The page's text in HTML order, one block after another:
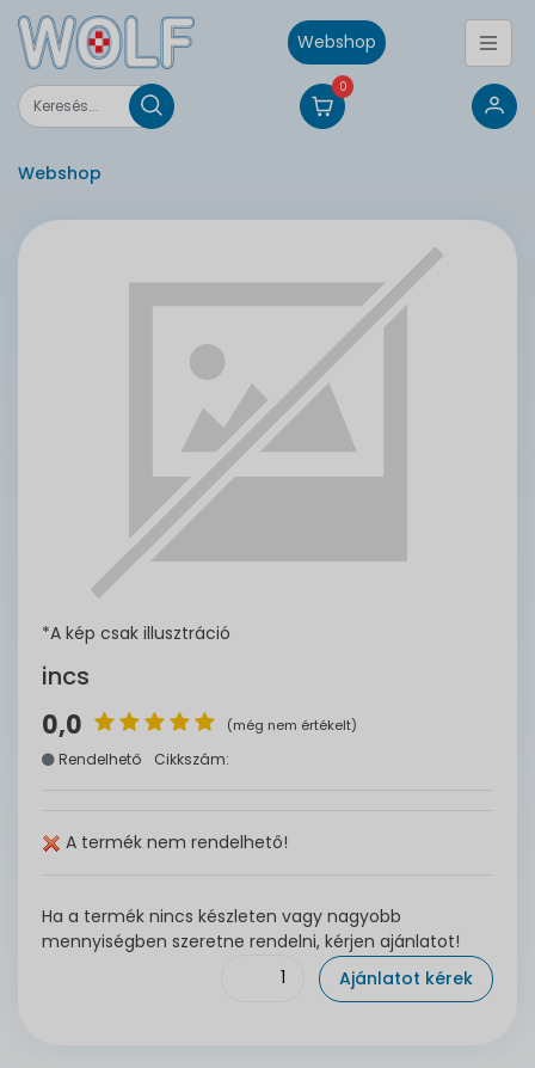
Webshop
0
Webshop
*A kép csak illusztráció
incs
0,0 (még nem értékelt)
Rendelhető Cikkszám:
A termék nem rendelhető!
Ha a termék nincs készleten vagy nagyobb
mennyiségben szeretne rendelni, kérjen ajánlatot!
Ajánlatot kérek